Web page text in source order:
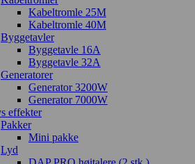
Kabeltromle 25M
Kabeltromle 40M
Byggetavler
Byggetavle 16A
Byggetavle 32A
Generatorer
Generator 3200W
Generator 7000W
effekter
Pakker
Mini pakke
Lyd